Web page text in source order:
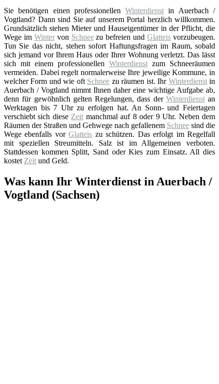
Sie benötigen einen professionellenWinterdienst in Auerbach /
Vogtland? Dann sind Sie auf unserem Portal herzlich willkommen.
Grundsätzlich stehen Mieter und Hauseigentümer in der Pflicht, die
Wege im Wintervon Schneezu befreien undGlatteis vorzubeugen.
Tun Sie das nicht, stehen sofort Haftungsfragen im Raum, sobald
sich jemand vor Ihrem Haus oder Ihrer Wohnung verletzt. Das lässt
sich mit einem professionellen Winterdienstzum Schneeräumen
vermeiden. Dabei regelt normalerweise Ihre jeweilige Kommune, in
welcher Form und wie oft Schnee zu räumen ist. Ihr Winterdienstin
Auerbach / Vogtland nimmt Ihnen daher eine wichtige Aufgabe ab,
denn für gewöhnlich gelten Regelungen, dass der Winterdienstan
Werktagen bis 7 Uhr zu erfolgen hat. An Sonn- und Feiertagen
verschiebt sich diese Zeit manchmal auf 8 oder 9 Uhr. Neben dem
Räumen der Straßen und Gehwege nach gefallenem Schnee sind die
Wege ebenfalls vorGlatteis zu schützen. Das erfolgt im Regelfall
mit speziellen Streumitteln. Salz ist im Allgemeinen verboten.
Stattdessen kommen Splitt, Sand oder Kies zum Einsatz. All dies
kostet Zeit und Geld.
Was kann Ihr Winterdienst in Auerbach /
Vogtland (Sachsen)